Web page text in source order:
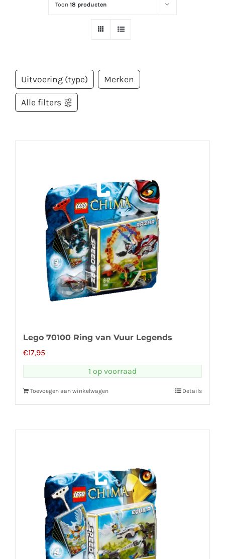
Toon18 producten
Uitvoering (type) Merken
Alle filters
Lego 70100 Ring van Vuur Legends
€17,95
1 op voorraad
Toevoegen aan winkelwagen Details